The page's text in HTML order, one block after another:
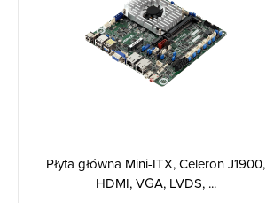
Płyta główna Mini-ITX, Celeron J1900,
HDMI, VGA, LVDS, ...